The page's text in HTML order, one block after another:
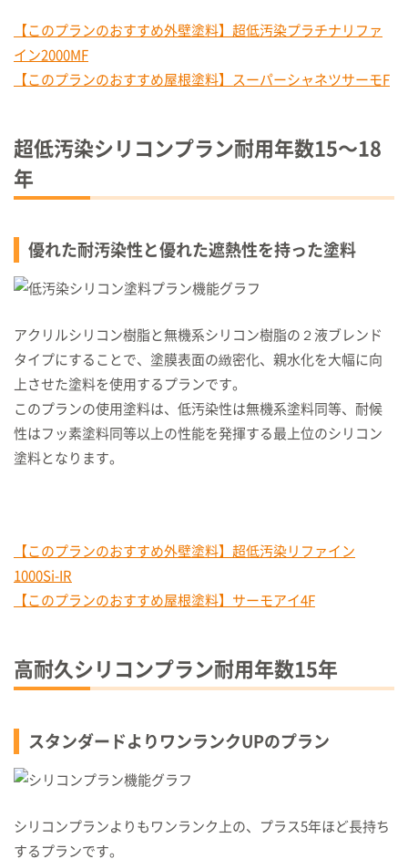
【このプランのおすすめ外壁塗料】超低汚染プラチナリファ
イン2000MF
【このプランのおすすめ屋根塗料】スーパーシャネツサーモF
超低汚染シリコンプラン耐用年数15〜18
年
優れた耐汚染性と優れた遮熱性を持った塗料
アクリルシリコン樹脂と無機系シリコン樹脂の２液ブレンド
タイプにすることで、塗膜表面の緻密化、親水化を大幅に向
上させた塗料を使用するプランです。
このプランの使用塗料は、低汚染性は無機系塗料同等、耐候
性はフッ素塗料同等以上の性能を発揮する最上位のシリコン
塗料となります。
【このプランのおすすめ外壁塗料】超低汚染リファイン
1000Si-IR
【このプランのおすすめ屋根塗料】サーモアイ4F
高耐久シリコンプラン耐用年数15年
スタンダードよりワンランクUPのプラン
シリコンプランよりもワンランク上の、プラス5年ほど長持ち
するプランです。